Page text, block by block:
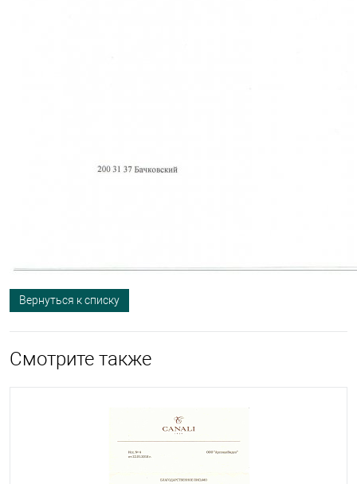
Вернуться к списку
Смотрите также